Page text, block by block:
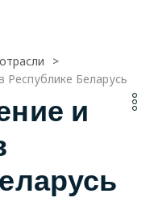
Республике Беларусь
и